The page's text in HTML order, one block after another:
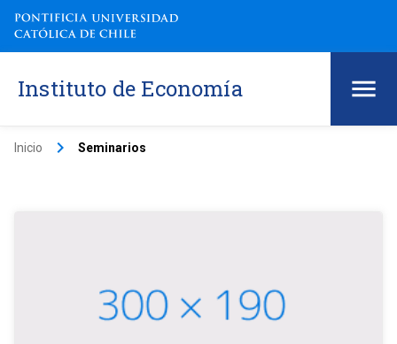
Instituto de Economía
Inicio keyboard_arrow_right Seminarios